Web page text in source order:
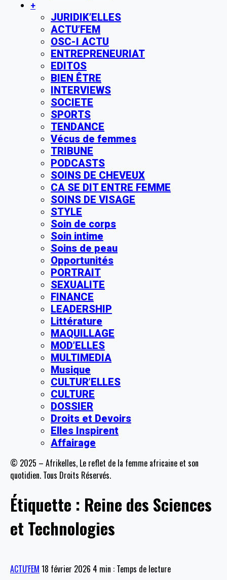
+
JURIDIK’ELLES
ACTU’FEM
OSC-I ACTU
ENTREPRENEURIAT
EDITOS
BIEN ÊTRE
INTERVIEWS
SOCIETE
SPORTS
TENDANCE
Vécus de femmes
TRIBUNE
PODCASTS
SOINS DE CHEVEUX
CA SE DIT ENTRE FEMME
SOINS DE VISAGE
STYLE
Soin de corps
Soin intime
Soins de peau
Opportunités
PORTRAIT
SEXUALITE
FINANCE
LEADERSHIP
Littérature
MAQUILLAGE
MOD’ELLES
MULTIMEDIA
Musique
CULTUR’ELLES
CULTURE
DOSSIER
Droits et Devoirs
Elles Inspirent
Affairage
© 2025 – Afrikelles, Le reflet de la femme africaine et son
quotidien. Tous Droits Réservés.
Étiquette : Reine des Sciences
et Technologies
ACTU'FEM 18 février 2026 4 min : Temps de lecture